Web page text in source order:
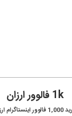
1k فالوور ارزان
1,000 فالوور اینستاگرام